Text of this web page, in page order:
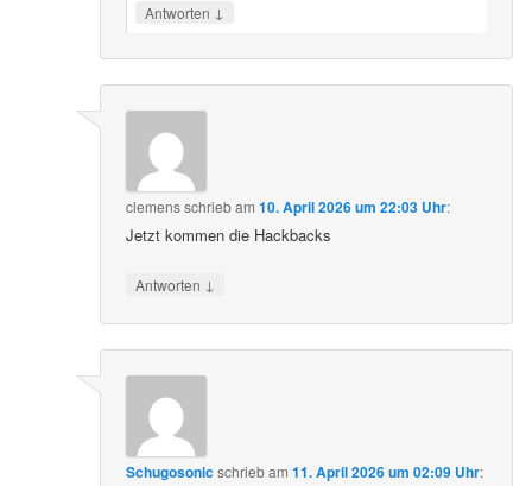
Antworten ↓
clemensschriebam10. April 2026 um 22:03 Uhr:
Jetzt kommen die Hackbacks
Antworten ↓
Schugosonicschriebam11. April 2026 um 02:09 Uhr: